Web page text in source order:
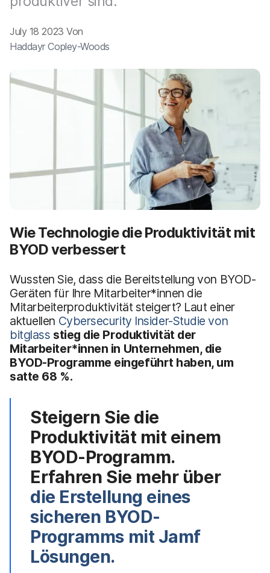
t
i
a
July 18 2023 Von
Haddayr Copley-Woods
Wie Technologie die Produktivität mit
BYOD verbessert
Wussten Sie, dass die Bereitstellung von BYOD-
Geräten für Ihre Mitarbeiter*innen die
Mitarbeiterproduktivität steigert? Laut einer
aktuellen Cybersecurity Insider-Studie von
bitglass stieg die Produktivität der
Mitarbeiter*innen in Unternehmen, die
BYOD-Programme eingeführt haben, um
satte 68 %.
Steigern Sie die
Produktivität mit einem
BYOD-Programm.
Erfahren Sie mehr über
die Erstellung eines
sicheren BYOD-
Programms mit Jamf
Lösungen.